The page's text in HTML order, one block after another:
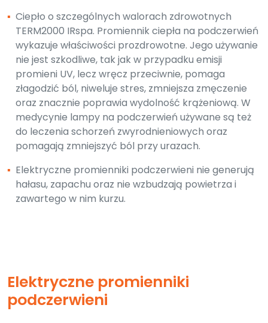
▪ Ciepło o szczególnych walorach zdrowotnych
TERM2000 IRspa. Promiennik ciepła na podczerwień
wykazuje właściwości prozdrowotne. Jego używanie
nie jest szkodliwe, tak jak w przypadku emisji
promieni UV, lecz wręcz przeciwnie, pomaga
złagodzić ból, niweluje stres, zmniejsza zmęczenie
oraz znacznie poprawia wydolność krążeniową. W
medycynie lampy na podczerwień używane są też
do leczenia schorzeń zwyrodnieniowych oraz
pomagają zmniejszyć ból przy urazach.
▪ Elektryczne promienniki podczerwieni nie generują
hałasu, zapachu oraz nie wzbudzają powietrza i
zawartego w nim kurzu.
Elektryczne promienniki
podczerwieni